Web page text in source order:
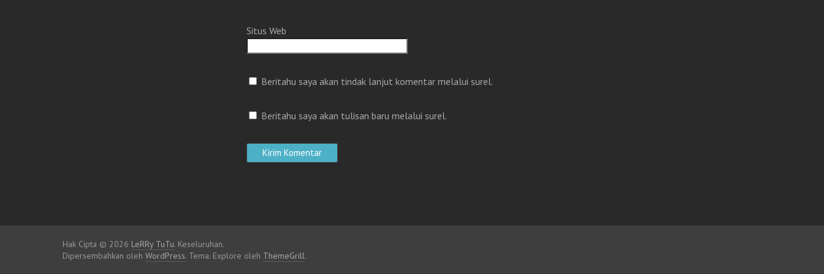
Situs Web
Beritahu saya akan tindak lanjut komentar melalui surel.
Beritahu saya akan tulisan baru melalui surel.
Hak Cipta © 2026 LeRRy TuTu. Keseluruhan.
Dipersembahkan oleh WordPress. Tema: Explore oleh ThemeGrill.